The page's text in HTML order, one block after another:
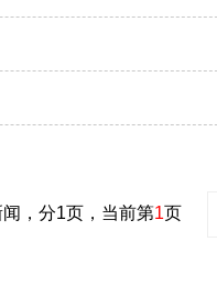
，分1页，当前第1页